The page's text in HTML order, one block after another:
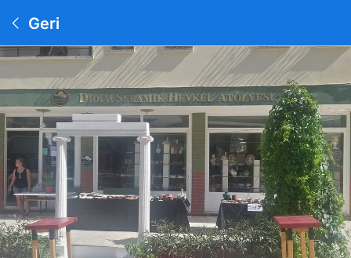
Geri